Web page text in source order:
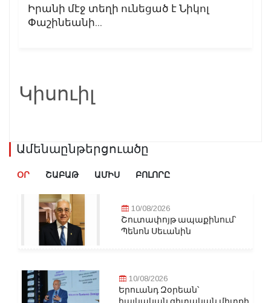
Իրանի մէջ տեղի ունեցած է Նիկոլ
Փաշինեանի...
Կիսուիլ
Ամենաընթերցուածը
ՕՐ ՇԱԲԱԹ ԱՄԻՍ ԲՈԼՈՐԸ
10/08/2026
Շուտափոյթ ապաքինում՝
Պենոն Սեւանին
10/08/2026
Երուանդ Զօրեան՝